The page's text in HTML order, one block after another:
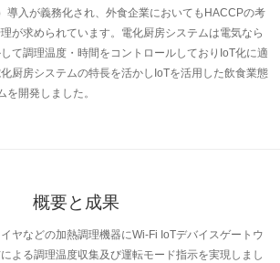
導入が義務化され、外食企業においてもHACCPの考
が求められています。電化厨房システムは電気なら
て調理温度・時間をコントロールしておりIoT化に適
厨房システムの特長を活かしIoTを活用した飲食業態
開発しました。
概要と成果
ヤなどの加熱調理機器にWi-Fi IoTデバイスゲートウ
よる調理温度収集及び運転モード指示を実現しまし